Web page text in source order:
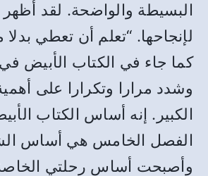
البسيطة والواضحة. لقد أظهر
لإنجاحها. “تعلم أن تعطي
وشدد مرارا وتكرارا على
الكبير. إنه أساس الكتاب
الفصل الخامس هي أساس
وأصبحت أساس رحلتي